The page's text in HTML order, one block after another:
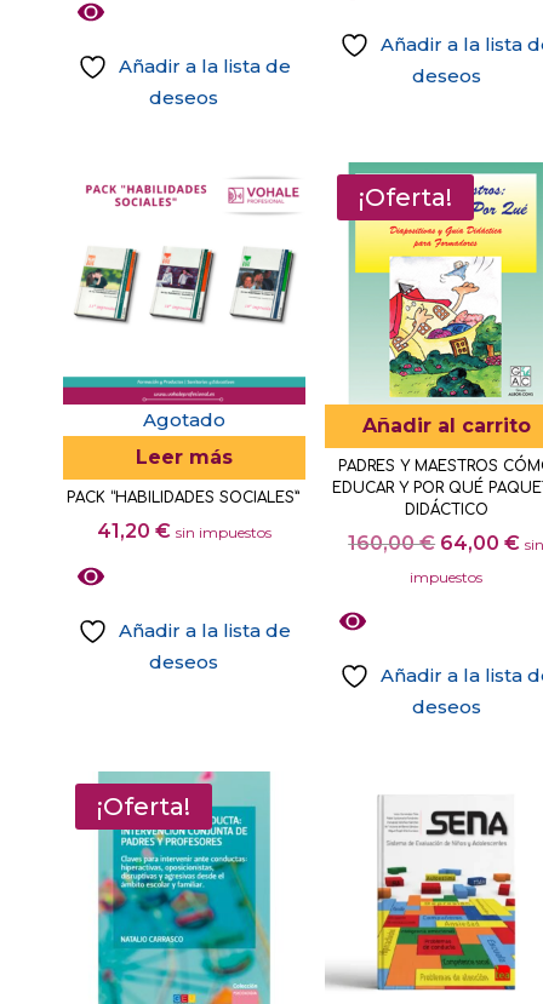
pueden
página
producto
4,45 €
Añadir a la lista de
deseos
tiene
múltiples
variantes.
Las
opciones
pueden
elegir
en
la
página
de
Añadir a la lista
deseos
tiene
múltiples
variantes.
Las
opciones
se
pueden
elegir
en
la
página
de
producto
Agotado
Leer más
PACK “HABILIDADES SOCIALES”
41,20 € sin impuestos
Añadir a la lista de
deseos
¡Oferta!
Añadir al carrito
PADRES Y MAESTROS
EDUCAR Y POR QUÉ
DIDÁCTICO
160,00€ El
precio
160,00 €.
64,00€El
impuestos
Añadir a la lista
deseos
¡Oferta!